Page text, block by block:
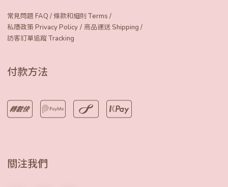
常見問題 FAQ /條款和細則 Terms /
私隱政策 Privacy Policy / 商品運送 Shipping /
訪客訂單追蹤 Tracking
付款方法
關注我們